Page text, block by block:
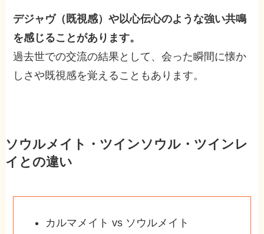
デジャヴ（既視感）や以心伝心のような強い共鳴
を感じることがあります。
過去世での交流の結果として、会った瞬間に懐か
しさや既視感を覚えることもあります。
ソウルメイト・ツインソウル・ツインレ
イとの違い
カルマメイト vs ソウルメイト